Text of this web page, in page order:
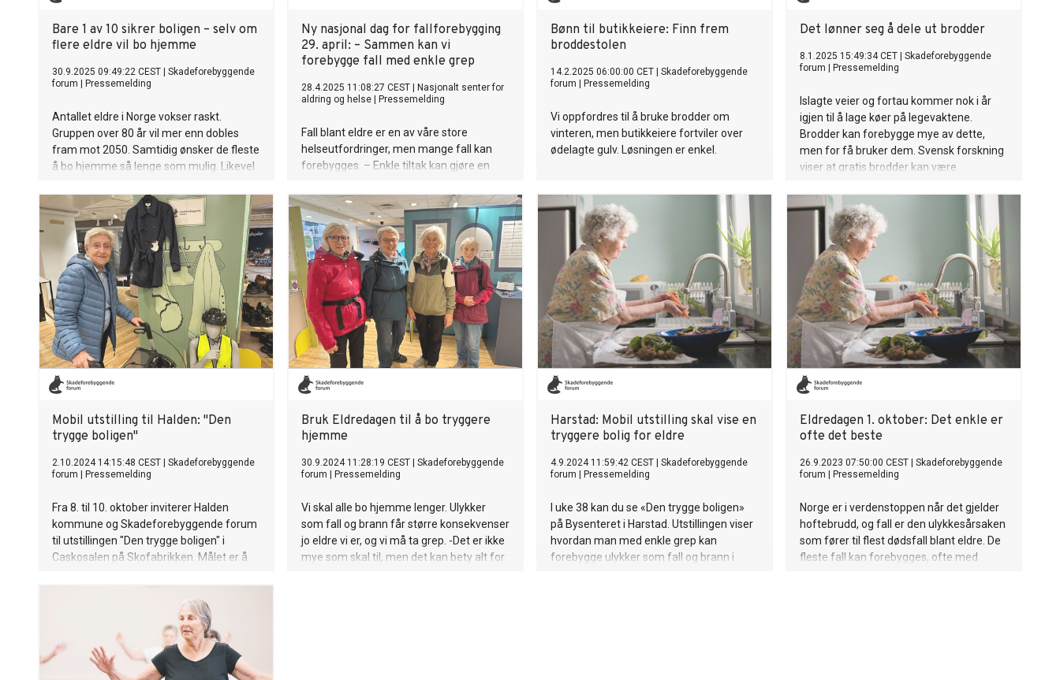
Bare 1 av 10 sikrer boligen – selv om
flere eldre vil bo hjemme
30.9.2025 09:49:22 CEST
Skadeforebyggende
forum
Pressemelding
Antallet eldre i Norge vokser raskt.
Gruppen over 80 år vil mer enn dobles
fram mot 2050. Samtidig ønsker de fleste
å bo hjemme så lenge som mulig. Likevel
sikre boligen sin.
Ny nasjonal dag for fallforebygging
29. april: – Sammen kan vi
forebygge fall med enkle grep
28.4.2025 11:08:27 CEST
Nasjonalt senter for
aldring og helse
Pressemelding
Fall blant eldre er en av våre store
helseutfordringer, men mange fall kan
forebygges. – Enkle tiltak kan gjøre en
og samfunnet ellers, sier fagsjef Gro
Gujord Tangen i Nasjonalt senter for
aldring og helse.
Bønn til butikkeiere: Finn frem
broddestolen
14.2.2025 06:00:00 CET
Skadeforebyggende
forum
Pressemelding
Vi oppfordres til å bruke brodder om
vinteren, men butikkeiere fortviler over
ødelagte gulv. Løsningen er enkel.
Det lønner seg å dele ut brodder
8.1.2025 15:49:34 CET
Skadeforebyggende
forum
Pressemelding
Islagte veier og fortau kommer nok i år
igjen til å lage køer på legevaktene.
Brodder kan forebygge mye av dette,
men for få bruker dem. Svensk forskning
viser at gratis brodder kan være
Mobil utstilling til Halden: "Den
trygge boligen"
2.10.2024 14:15:48 CEST
Skadeforebyggende
forum
Pressemelding
Fra 8. til 10. oktober inviterer Halden
kommune og Skadeforebyggende forum
til utstillingen "Den trygge boligen" i
Caskosalen på Skofabrikken. Målet er å
Bruk Eldredagen til å bo tryggere
hjemme
30.9.2024 11:28:19 CEST
Skadeforebyggende
forum
Pressemelding
Vi skal alle bo hjemme lenger. Ulykker
som fall og brann får større konsekvenser
jo eldre vi er, og vi må ta grep. -Det er ikke
mye som skal til, men det kan bety alt for
Harstad: Mobil utstilling skal vise en
tryggere bolig for eldre
4.9.2024 11:59:42 CEST
Skadeforebyggende
forum
Pressemelding
I uke 38 kan du se «Den trygge boligen»
på Bysenteret i Harstad. Utstillingen viser
hvordan man med enkle grep kan
forebygge ulykker som fall og brann i
Eldredagen 1. oktober: Det enkle er
ofte det beste
26.9.2023 07:50:00 CEST
Skadeforebyggende
forum
Pressemelding
Norge er i verdenstoppen når det gjelder
hoftebrudd, og fall er den ulykkesårsaken
som fører til flest dødsfall blant eldre. De
fleste fall kan forebygges, ofte med